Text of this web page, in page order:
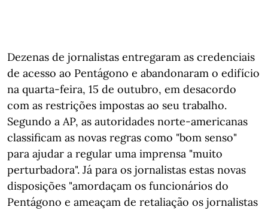
Dezenas de jornalistas entregaram as credenciais
de acesso ao Pentágono e abandonaram o edifício
na quarta-feira, 15 de outubro, em desacordo
com as restrições impostas ao seu trabalho.
Segundo a AP, as autoridades norte-americanas
classificam as novas regras como "bom senso"
para ajudar a regular uma imprensa "muito
perturbadora". Já para os jornalistas estas novas
disposições "amordaçam os funcionários do
Pentágono e ameaçam de retaliação os jornalistas